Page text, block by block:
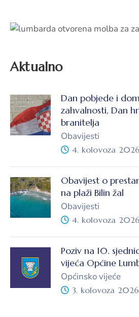
Aktualno
Dan pobjede i
zahvalnosti, Dan
branitelja
Obavijesti
4. kolovoza
Obavijest o
na plaži Bilin žal
Obavijesti
4. kolovoza
Poziv na 10.
vijeća Općine
Općinsko vijeće
3. kolovoza